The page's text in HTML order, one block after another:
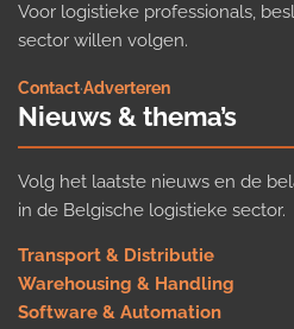
Voor logistieke professionals,
sector willen volgen.
Contact·Adverteren
Nieuws & thema’s
Volg het laatste nieuws en de
in de Belgische logistieke sector.
Transport & Distributie
Warehousing & Handling
Software & Automation